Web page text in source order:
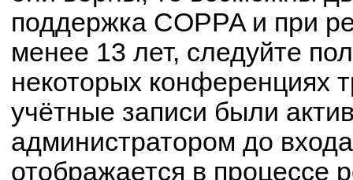
поддержка COPPA и при
менее 13 лет, следуйте
некоторых конференциях
учётные записи были
администратором до
отображается в процессе